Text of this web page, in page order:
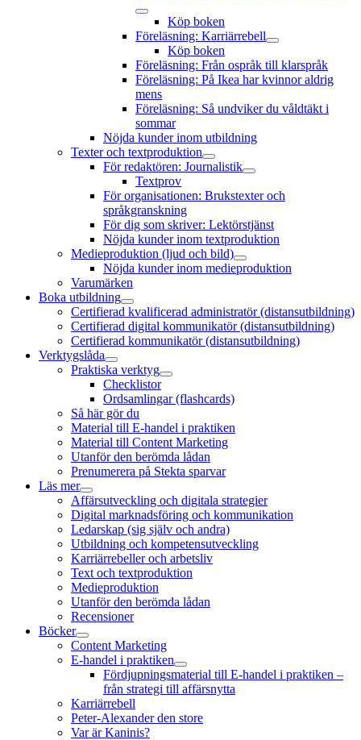
öppna
meny
Köp boken
Föreläsning: Karriärrebell
öppna
meny
Köp boken
Föreläsning: Från ospråk till klarspråk
Föreläsning: På Ikea har kvinnor aldrig
mens
Föreläsning: Så undviker du våldtäkt i
sommar
Nöjda kunder inom utbildning
Texter och textproduktion
öppna
meny
För redaktören: Journalistik
öppna
Textprov
För organisationen: Brukstexter och
språkgranskning
För dig som skriver: Lektörstjänst
Nöjda kunder inom textproduktion
Medieproduktion (ljud och bild)
öppna
meny
Nöjda kunder inom medieproduktion
Varumärken
Boka utbildning
öppna
meny
Certifierad kvalificerad administratör (distansutbildning)
Certifierad digital kommunikatör (distansutbildning)
Certifierad kommunikatör (distansutbildning)
Verktygslåda
öppna
meny
Praktiska verktyg
öppna
meny
Checklistor
Ordsamlingar (flashcards)
Så här gör du
Material till E-handel i praktiken
Material till Content Marketing
Utanför den berömda lådan
Prenumerera på Stekta sparvar
Läs mer
öppna
meny
Affärsutveckling och digitala strategier
Digital marknadsföring och kommunikation
Ledarskap (sig själv och andra)
Utbildning och kompetensutveckling
Karriärrebeller och arbetsliv
Text och textproduktion
Medieproduktion
Utanför den berömda lådan
Recensioner
Böcker
öppna
meny
Content Marketing
E-handel i praktiken
öppna
meny
Fördjupningsmaterial till E-handel i praktiken –
från strategi till affärsnytta
Karriärrebell
Peter-Alexander den store
Var är Kaninis?